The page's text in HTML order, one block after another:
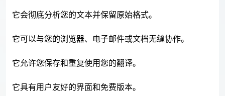
它会彻底分析您的文本并保留原始格式。
它可以与您的浏览器、电子邮件或文档无缝协作。
它允许您保存和重复使用您的翻译。
它具有用户友好的界面和免费版本。